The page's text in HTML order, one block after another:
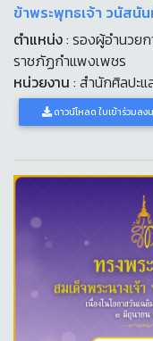
ข้าพระพุทธเจ้า วนัสนั
ตำแหน่ง: รองผู้อำนวย
ราชภัฏกำแพงเพชร
หน่วยงาน : สำนักศิลปะ
ดาวน์โหลด ใบเข้าร่วมลง